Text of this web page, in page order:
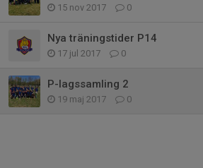
15 nov 2017 0
Nya träningstider P14
17 jul 2017 0
P-lagssamling 2
19 maj 2017 0